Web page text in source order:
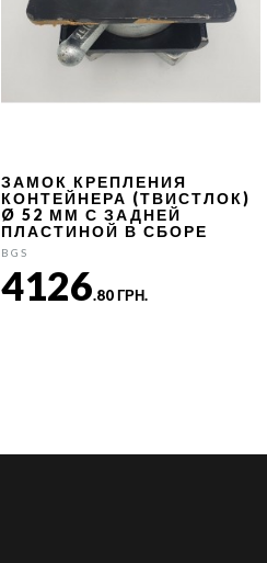
ЗАМОК КРЕПЛЕНИЯ
КОНТЕЙНЕРА (ТВИСТЛОК)
Ø 52 ММ С ЗАДНЕЙ
ПЛАСТИНОЙ В СБОРЕ
BGS
4126.80 ГРН.